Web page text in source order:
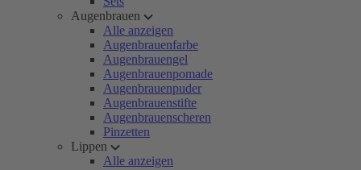
Augenbrauen
Alle anzeigen
Augenbrauenfarbe
Augenbrauengel
Augenbrauenpomade
Augenbrauenpuder
Augenbrauenstifte
Augenbrauenscheren
Pinzetten
Lippen
Alle anzeigen